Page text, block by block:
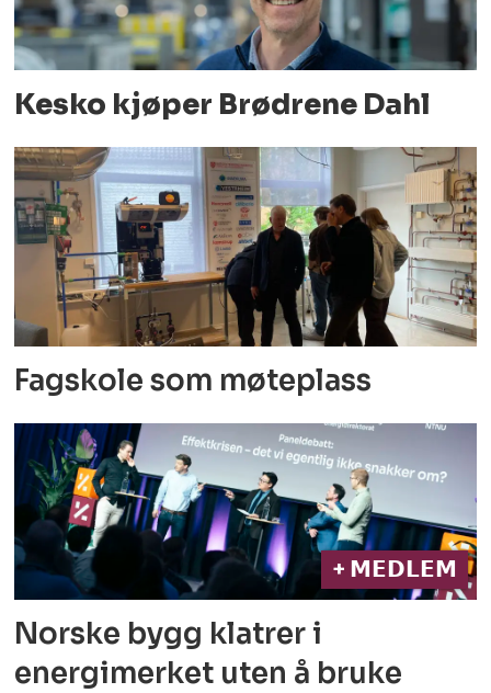
Kesko kjøper Brødrene Dahl
Fagskole som møteplass
+ 𝗠𝗘𝗗𝗟𝗘𝗠
Norske bygg klatrer i
energimerket uten å bruke